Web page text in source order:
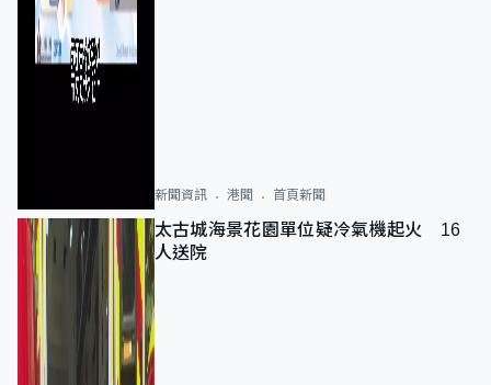
新聞資訊 港聞 首頁新聞
太古城海景花園單位疑冷氣機起火 16
人送院